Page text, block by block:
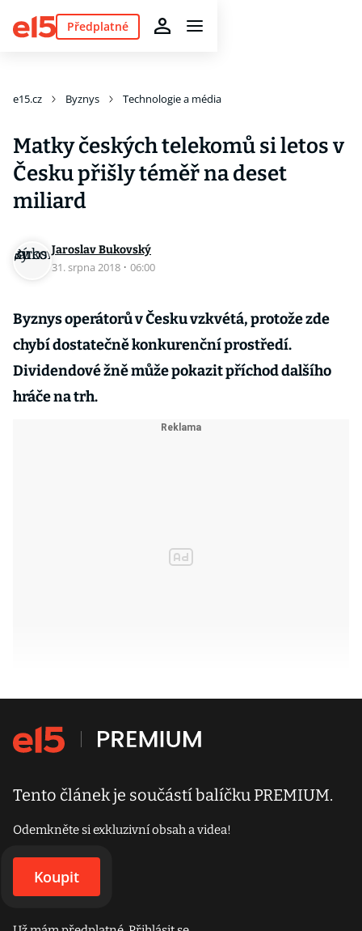
Předplatné
e15.cz Byznys Technologie a média
Matky českých telekomů si letos v
Česku přišly téměř na deset
miliard
Jaroslav Bukovský
31. srpna 2018 · 06:00
Byznys operátorů v Česku vzkvétá, protože zde
chybí dostatečně konkurenční prostředí.
Dividendové žně může pokazit příchod dalšího
hráče na trh.
Tento článek je součástí balíčku PREMIUM.
Odemkněte si exkluzivní obsah a videa!
Koupit